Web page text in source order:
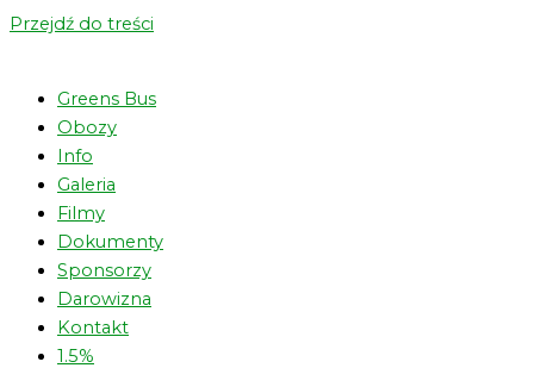
Przejdź do treści
Greens Bus
Obozy
Info
Galeria
Filmy
Dokumenty
Sponsorzy
Darowizna
Kontakt
1.5%